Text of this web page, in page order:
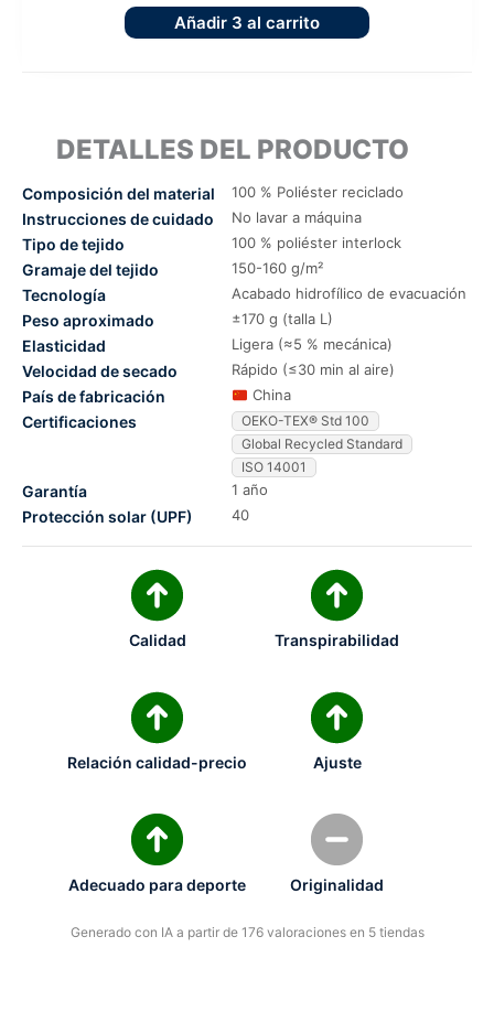
Añadir 3 al carrito
DETALLES DEL PRODUCTO
Composición del material 100 % Poliéster reciclado
Instrucciones de cuidado No lavar a máquina
Tipo de tejido 100 % poliéster interlock
Gramaje del tejido 150-160 g/m²
Tecnología Acabado hidrofílico de evacuación
Peso aproximado ±170 g (talla L)
Elasticidad Ligera (≈5 % mecánica)
Velocidad de secado Rápido (≤30 min al aire)
País de fabricación China
Certificaciones
OEKO-TEX® Std 100
Global Recycled Standard
ISO 14001
Garantía 1 año
Protección solar (UPF) 40
Calidad Transpirabilidad
Relación calidad-precio Ajuste
Adecuado para deporte Originalidad
Generado con IA a partir de 176 valoraciones en 5 tiendas